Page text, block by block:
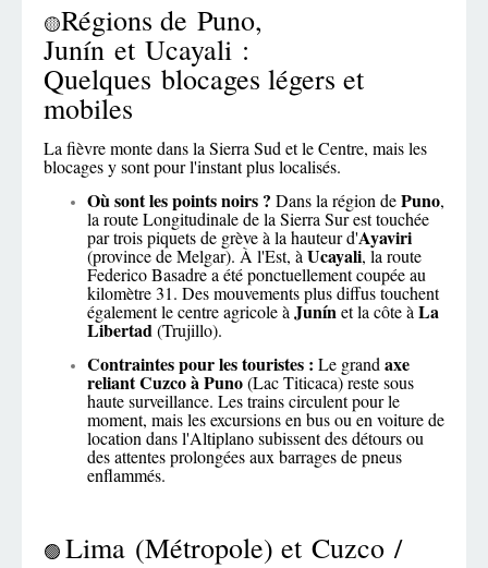
🟡Régions de Puno,
Junín et Ucayali :
Quelques blocages légers et
mobiles
La fièvre monte dans la Sierra Sud et le Centre, mais les
blocages y sont pour l'instant plus localisés.
Où sont les points noirs ? Dans la région dePuno,
la route Longitudinale de la Sierra Sur est touchée
par trois piquets de grève à la hauteur d'Ayaviri
(province de Melgar). À l'Est, àUcayali, la route
Federico Basadre a été ponctuellement coupée au
kilomètre 31. Des mouvements plus diffus touchent
également le centre agricole àJunínet la côte àLa
Libertad(Trujillo).
Contraintes pour les touristes : Le grandaxe
reliant Cuzco à Puno(Lac Titicaca) reste sous
haute surveillance. Les trains circulent pour le
moment, mais les excursions en bus ou en voiture de
location dans l'Altiplano subissent des détours ou
des attentes prolongées aux barrages de pneus
enflammés.
🟢 Lima (Métropole) et Cuzco /